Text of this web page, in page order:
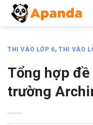
Skip
THI VÀO LỚP 6,THI VÀO
Tổng hợp
trường